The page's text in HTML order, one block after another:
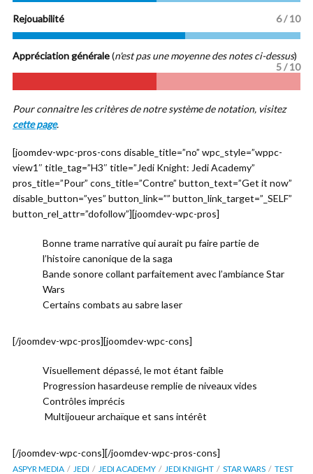
Rejouabilité 6 / 10
Appréciation générale(n'est pas une moyenne des notes ci-dessus)
5/ 10
Pour connaitre les critères de notre système de notation, visitez
cette page.
[joomdev-wpc-pros-cons disable_title=”no” wpc_style=”wppc-
view1″ title_tag=”H3″ title=”Jedi Knight: Jedi Academy”
pros_title=”Pour” cons_title=”Contre” button_text=”Get it now”
disable_button=”yes” button_link=”” button_link_target=”_SELF”
button_rel_attr=”dofollow”][joomdev-wpc-pros]
Bonne trame narrative qui aurait pu faire partie de
l’histoire canonique de la saga
Bande sonore collant parfaitement avec l’ambiance Star
Wars
Certains combats au sabre laser
[/joomdev-wpc-pros][joomdev-wpc-cons]
Visuellement dépassé, le mot étant faible
Progression hasardeuse remplie de niveaux vides
Contrôles imprécis
Multijoueur archaïque et sans intérêt
[/joomdev-wpc-cons][/joomdev-wpc-pros-cons]
ASPYR MEDIA JEDI JEDI ACADEMY JEDI KNIGHT STAR WARS TEST